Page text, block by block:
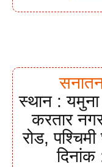
स्थान : यमुना
करतार
रोड,